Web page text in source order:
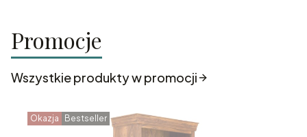
Promocje
Wszystkie produkty w promocji
Okazja Bestseller